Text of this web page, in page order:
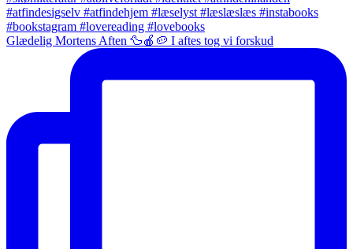
Glædelig Mortens Aften 🦆🍎🥔 I aftes tog vi forskud